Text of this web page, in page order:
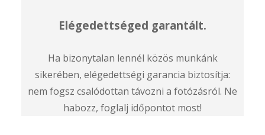
Elégedettséged garantált.
Ha bizonytalan lennél közös munkánk
sikerében, elégedettségi garancia biztosítja:
nem fogsz csalódottan távozni a fotózásról. Ne
habozz, foglalj időpontot most!